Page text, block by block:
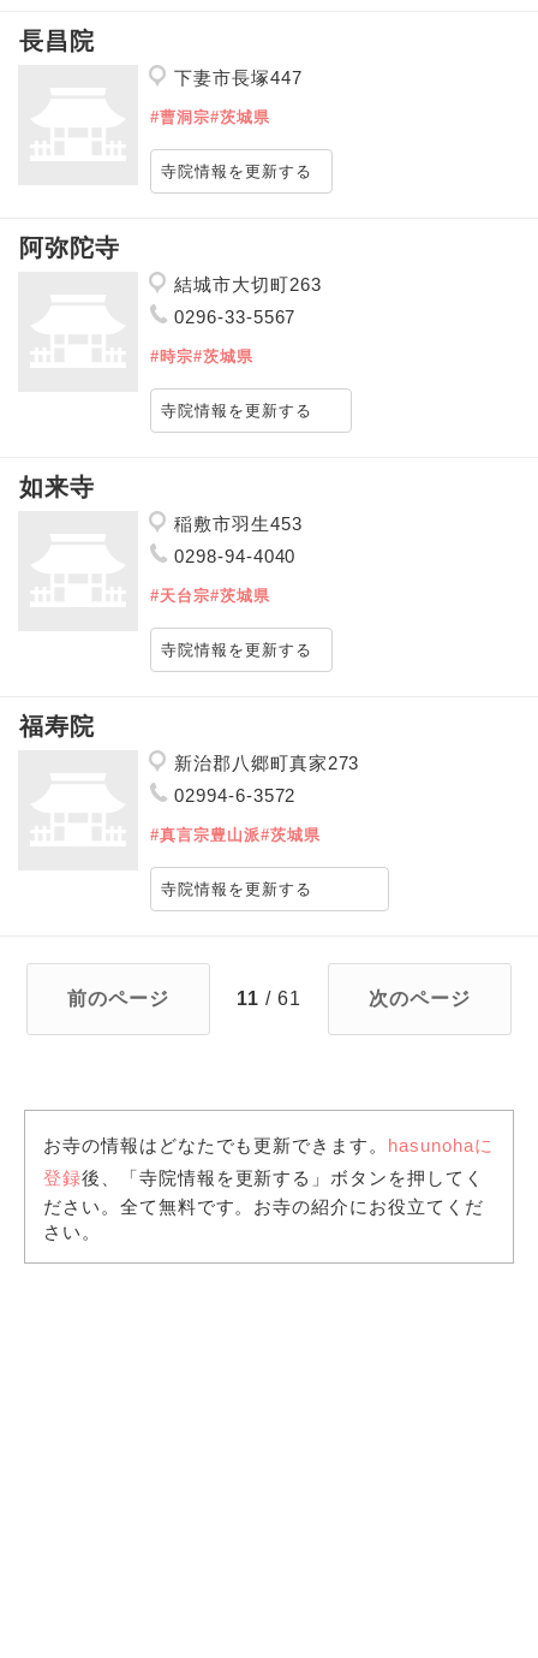
長昌院
下妻市長塚447
#曹洞宗#茨城県
寺院情報を更新する
阿弥陀寺
結城市大切町263
0296-33-5567
#時宗#茨城県
寺院情報を更新する
如来寺
稲敷市羽生453
0298-94-4040
#天台宗#茨城県
寺院情報を更新する
福寿院
新治郡八郷町真家273
02994-6-3572
#真言宗豊山派#茨城県
寺院情報を更新する
前のページ 11 / 61 次のページ
お寺の情報はどなたでも更新できます。 hasunohaに
登録後、「寺院情報を更新する」ボタンを押してく
ださい。全て無料です。お寺の紹介にお役立てくだ
さい。